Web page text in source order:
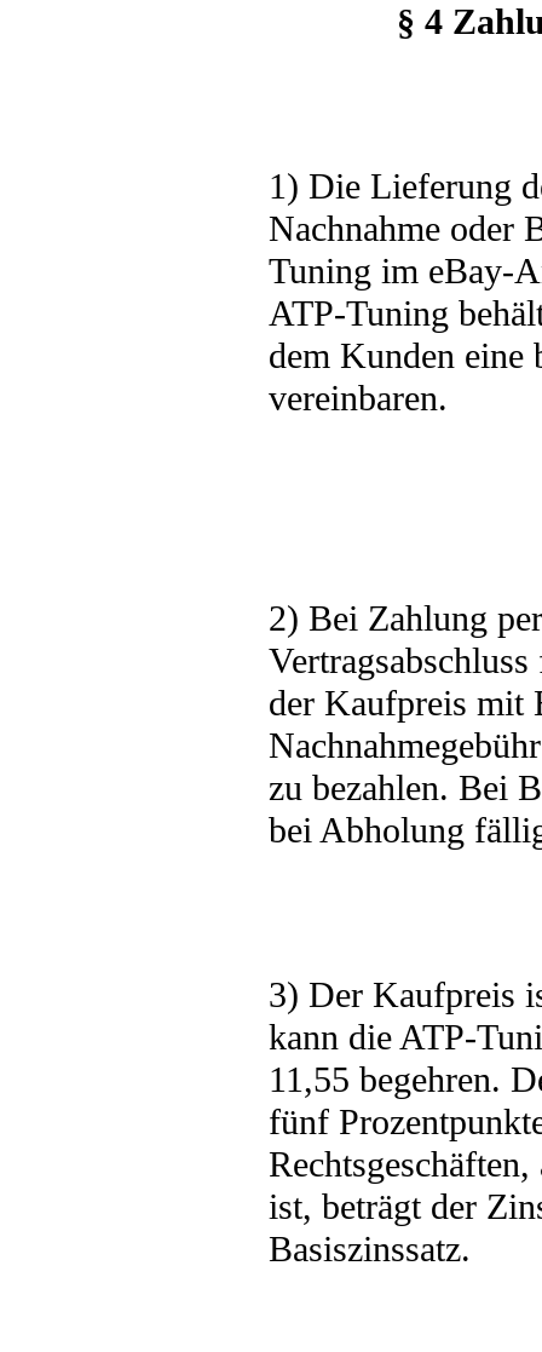
§ 4
1) Die Lieferung
Nachnahme oder
Tuning im eBay-
ATP-Tuning
dem Kunden eine
vereinbaren.
2) Bei Zahlung
der Kaufpreis mit
zu bezahlen. Bei
bei Abholung
3) Der Kaufpreis
kann die ATP-
11,55 begehren.
fünf
ist, beträgt der
Basiszinssatz.